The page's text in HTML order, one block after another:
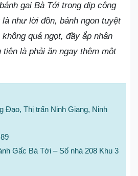
gai Bà Tới trong dịp công
như lời đồn, bánh ngon tuyệt
quá ngọt, đầy ắp nhân
tiên là phải ăn ngay thêm một
Đạo, Thị trấn Ninh Giang, Ninh
Gấc Bà Tới – Số nhà 208 Khu 3